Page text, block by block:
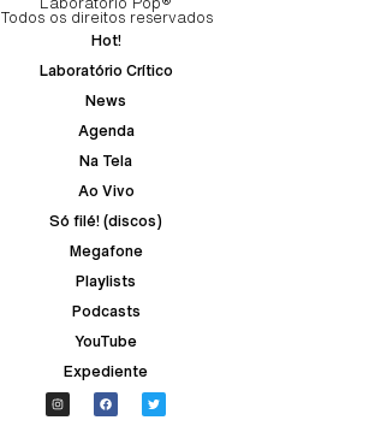
Todos os direitos reservados
Hot!
Laboratório Crítico
News
Agenda
Na Tela
Ao Vivo
Só filé! (discos)
Megafone
Playlists
Podcasts
YouTube
Expediente